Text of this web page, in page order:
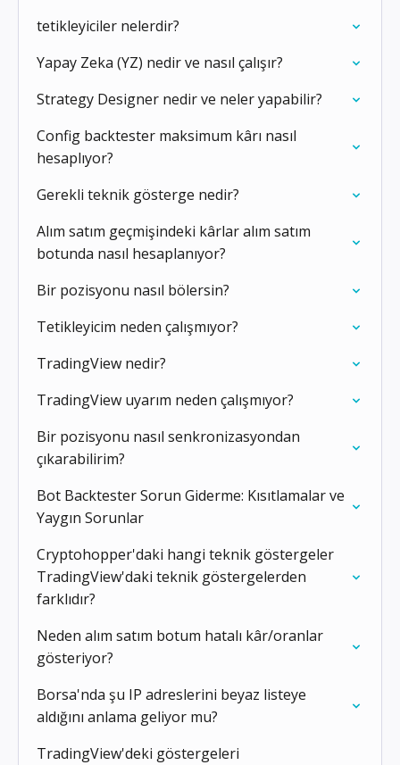
tetikleyiciler nelerdir?
Yapay Zeka (YZ) nedir ve nasıl çalışır?
Strategy Designer nedir ve neler yapabilir?
Config backtester maksimum kârı nasıl
hesaplıyor?
Gerekli teknik gösterge nedir?
Alım satım geçmişindeki kârlar alım satım
botunda nasıl hesaplanıyor?
Bir pozisyonu nasıl bölersin?
Tetikleyicim neden çalışmıyor?
TradingView nedir?
TradingView uyarım neden çalışmıyor?
Bir pozisyonu nasıl senkronizasyondan
çıkarabilirim?
Bot Backtester Sorun Giderme: Kısıtlamalar ve
Yaygın Sorunlar
Cryptohopper'daki hangi teknik göstergeler
TradingView'daki teknik göstergelerden
farklıdır?
Neden alım satım botum hatalı kâr/oranlar
gösteriyor?
Borsa'nda şu IP adreslerini beyaz listeye
aldığını anlama geliyor mu?
TradingView'deki göstergeleri